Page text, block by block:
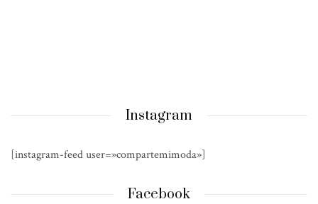
Instagram
[instagram-feed user=»compartemimoda»]
Facebook